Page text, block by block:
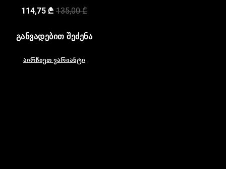
135,00₾
114,75₾
ᲒᲐᲜᲕᲐᲓᲔᲑᲘᲗ ᲨᲔᲫᲔᲜᲐ
აირჩიეთ ვარიანტი